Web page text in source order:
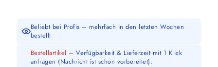
Beliebt bei Profis – mehrfach in den letzten Wochen
bestellt
Bestellartikel – Verfügbarkeit & Lieferzeit mit 1 Klick
anfragen (Nachricht ist schon vorbereitet):